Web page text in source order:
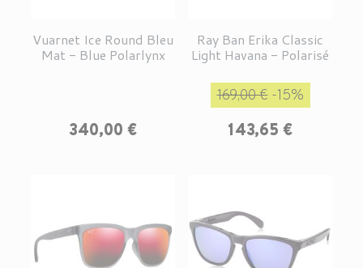
Vuarnet Ice Round Bleu
Mat - Blue Polarlynx
Prix
340,00 €
Ray Ban Erika Classic
Light Havana - Polarisé
Prix de base
169,00 €-15%
143,65 €